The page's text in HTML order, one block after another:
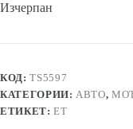
Изчерпан
КОД:TS5597
КАТЕГОРИИ:АВТО,
ЕТИКЕТ:ЕТ